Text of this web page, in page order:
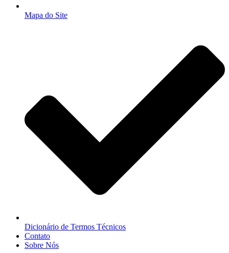
Mapa do Site
Dicionário de Termos Técnicos
Contato
Sobre Nós